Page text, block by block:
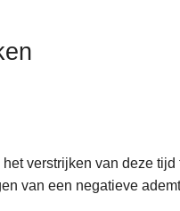
verstrijken van deze
van een negatieve